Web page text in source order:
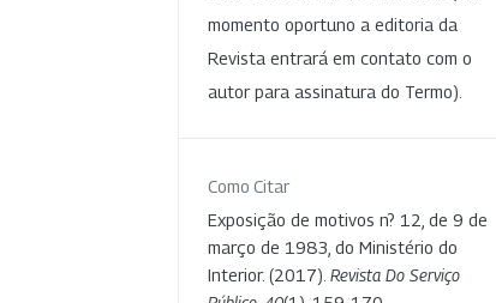
momento oportuno a editoria da
Revista entrará em contato com o
autor para assinatura do Termo).
Como Citar
Exposição de motivos n? 12, de 9 de
março de 1983, do Ministério do
Interior. (2017). Revista Do Serviço